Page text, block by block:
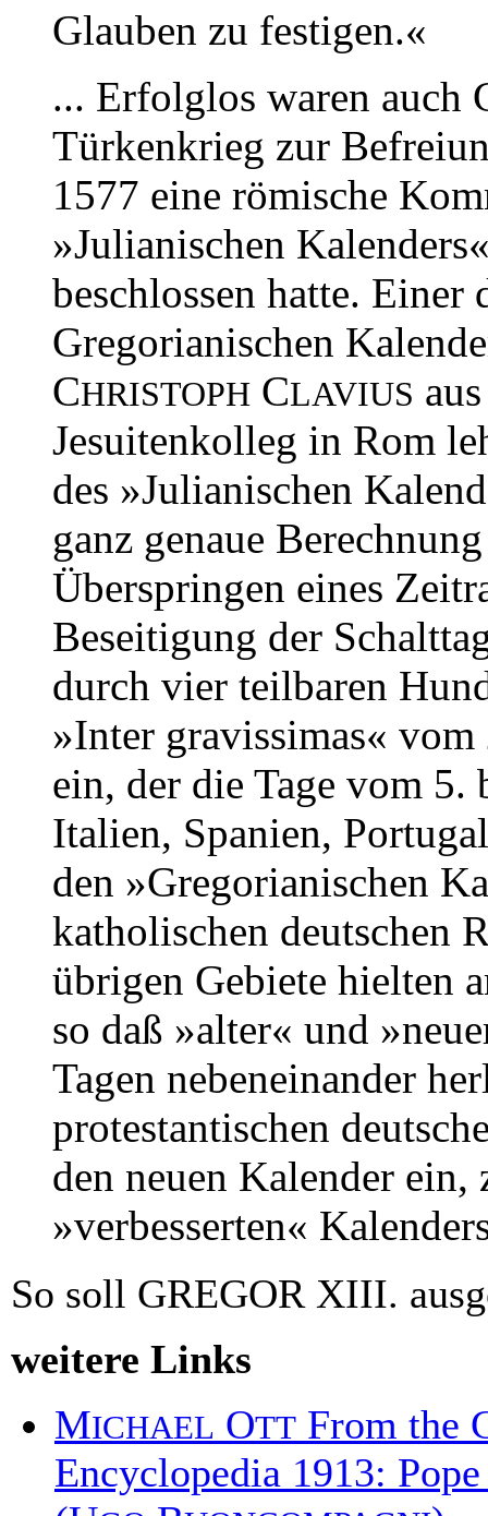
Glauben zu festigen.«
... Erfolglos waren auch
Türkenkrieg zur
1577 eine römische
»Julianischen
beschlossen hatte.
Gregorianischen
CHRISTOPH CLAVIUS
Jesuitenkolleg in Rom
des »Julianischen
ganz genaue
Überspringen eines
Beseitigung der
durch vier teilbaren
»Inter gravissimas«
ein, der die Tage vom
Italien, Spanien,
den »Gregorianischen
katholischen deutschen
übrigen Gebiete hielten
so daß »alter« und
Tagen nebeneinander
protestantischen
den neuen Kalender ein,
»verbesserten«
So soll GREGOR XIII.
weitere Links
MICHAEL OTT From the
Encyclopedia 1913: